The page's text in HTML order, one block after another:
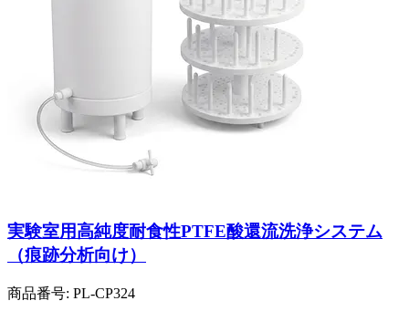
実験室用高純度耐食性PTFE酸還流洗浄システム
（痕跡分析向け）
商品番号: PL-CP324